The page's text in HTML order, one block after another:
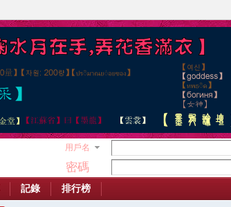
用戶名
密碼
記錄 排行榜